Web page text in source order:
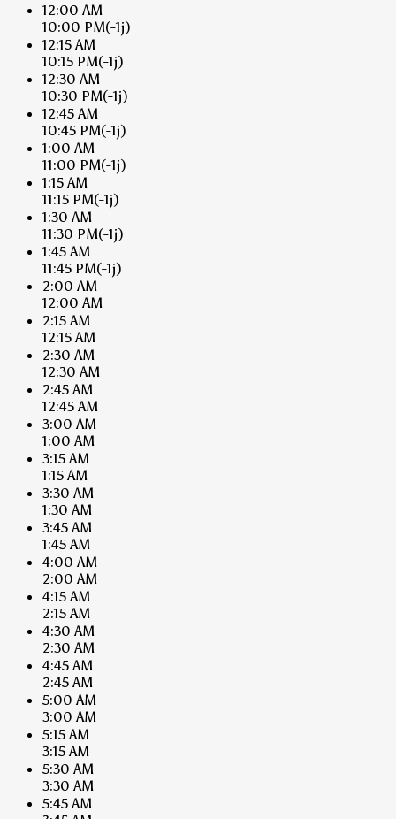
12:00 AM
10:00 PM(-1j)
12:15 AM
10:15 PM(-1j)
12:30 AM
10:30 PM(-1j)
12:45 AM
10:45 PM(-1j)
1:00 AM
11:00 PM(-1j)
1:15 AM
11:15 PM(-1j)
1:30 AM
11:30 PM(-1j)
1:45 AM
11:45 PM(-1j)
2:00 AM
12:00 AM
2:15 AM
12:15 AM
2:30 AM
12:30 AM
2:45 AM
12:45 AM
3:00 AM
1:00 AM
3:15 AM
1:15 AM
3:30 AM
1:30 AM
3:45 AM
1:45 AM
4:00 AM
2:00 AM
4:15 AM
2:15 AM
4:30 AM
2:30 AM
4:45 AM
2:45 AM
5:00 AM
3:00 AM
5:15 AM
3:15 AM
5:30 AM
3:30 AM
5:45 AM